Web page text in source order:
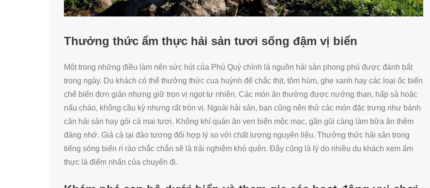
Thưởng thức ẩm thực hải sản tươi sống đậm vị biển
Một trong những điều làm nên sức hút của Phú Quý chính là nguồn hải sản phong phú được đánh bắt
trong ngày. Du khách có thể thưởng thức cua huỳnh đế chắc thịt, tôm hùm, ghẹ xanh hay các loại ốc biển
chế biến đơn giản nhưng giữ trọn vị ngọt tự nhiên. Các món ăn thường được nướng than, hấp sả hoặc
nấu cháo, không cầu kỳ nhưng rất tròn vị. Ngoài hải sản, bạn cũng nên thử các món đặc trưng như bánh
căn hải sản hay gỏi cá mai tươi. Không khí quán ăn ven biển mộc mạc, gần gũi càng làm bữa ăn thêm
đáng nhớ. Giá cả tại đảo tương đối hợp lý so với chất lượng nguyên liệu. Thưởng thức hải sản trong
tiếng sóng biển rì rào chắc chắn sẽ là trải nghiệm khó quên. Đây cũng là lý do nhiều du khách xem ẩm
thực là điểm nhấn của chuyến đi.